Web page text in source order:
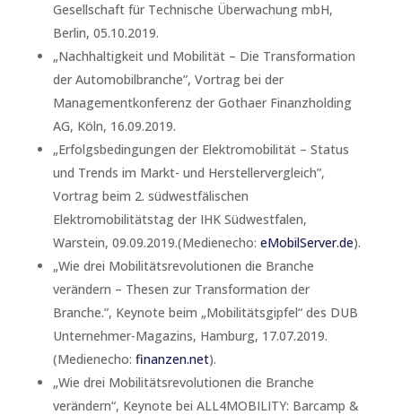
Gesellschaft für Technische Überwachung mbH,
Berlin, 05.10.2019.
„Nachhaltigkeit und Mobilität – Die Transformation
der Automobilbranche”, Vortrag bei der
Managementkonferenz der Gothaer Finanzholding
AG, Köln, 16.09.2019.
„Erfolgsbedingungen der Elektromobilität – Status
und Trends im Markt- und Herstellervergleich”,
Vortrag beim 2. südwestfälischen
Elektromobilitätstag der IHK Südwestfalen,
Warstein, 09.09.2019.(Medienecho: eMobilServer.de).
„Wie drei Mobilitätsrevolutionen die Branche
verändern – Thesen zur Transformation der
Branche.”, Keynote beim „Mobilitätsgipfel“ des DUB
Unternehmer-Magazins, Hamburg, 17.07.2019.
(Medienecho: finanzen.net).
„Wie drei Mobilitätsrevolutionen die Branche
verändern“, Keynote bei ALL4MOBILITY: Barcamp &